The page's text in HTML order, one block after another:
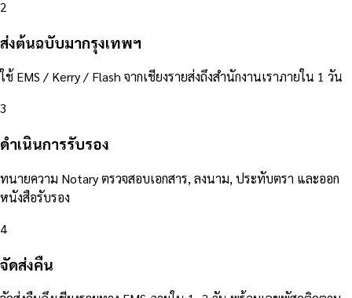
2
ส่งต้นฉบับมากรุงเทพฯ
ใช้ EMS / Kerry / Flash จากเชียงรายส่งถึงสำนักงานเราภายใน 1 วัน
3
ดำเนินการรับรอง
ทนายความ Notary ตรวจสอบเอกสาร, ลงนาม, ประทับตรา และออก
หนังสือรับรอง
4
จัดส่งคืน